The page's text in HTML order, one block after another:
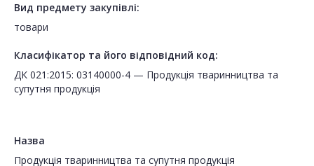
Вид предмету закупівлі:
товари
Класифікатор та його відповідний код:
ДК 021:2015: 03140000-4 — Продукція тваринництва та
супутня продукція
Назва
Продукція тваринництва та супутня продукція